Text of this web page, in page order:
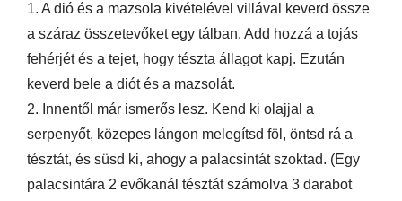
1. A dió és a mazsola kivételével villával keverd össze
a száraz összetevőket egy tálban. Add hozzá a tojás
fehérjét és a tejet, hogy tészta állagot kapj. Ezután
keverd bele a diót és a mazsolát.
2. Innentől már ismerős lesz. Kend ki olajjal a
serpenyőt, közepes lángon melegítsd föl, öntsd rá a
tésztát, és süsd ki, ahogy a palacsintát szoktad. (Egy
palacsintára 2 evőkanál tésztát számolva 3 darabot